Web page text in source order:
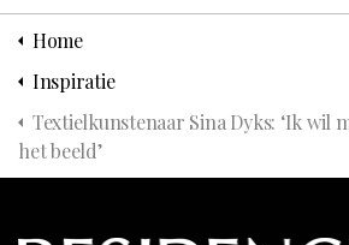
Home
Inspiratie
Textielkunstenaar Sina Dyks: ‘Ik wil
het beeld’